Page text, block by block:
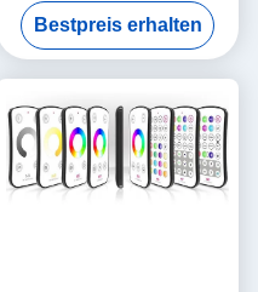
Bestpreis erhalten